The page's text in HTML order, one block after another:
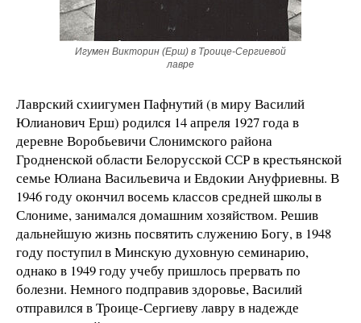
Игумен Викторин (Ерш) в Троице-Сергиевой
лавре
Лаврский схиигумен Пафнутий (в миру Василий
Юлианович Ерш) родился 14 апреля 1927 года в
деревне Воробьевичи Слонимского района
Гродненской области Белорусской ССР в крестьянской
семье Юлиана Васильевича и Евдокии Ануфриевны. В
1946 году окончил восемь классов средней школы в
Слониме, занимался домашним хозяйством. Решив
дальнейшую жизнь посвятить служению Богу, в 1948
году поступил в Минскую духовную семинарию,
однако в 1949 году учебу пришлось прервать по
болезни. Немного подправив здоровье, Василий
отправился в Троице-Сергиеву лавру в надежде